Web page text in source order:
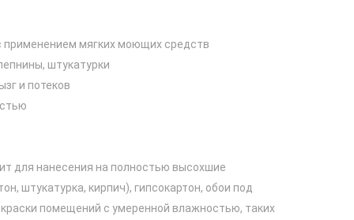
мягких моющих средств
штукатурки
и потеков
для нанесения на полностью высохшие
штукатурка, кирпич), гипсокартон, обои под
помещений с умеренной влажностью, таких